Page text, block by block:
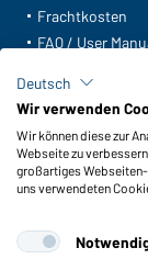
Frachtkosten
FAQ / User
Meldeportal
Funktionen &
Pflegehinweise
Farben
Deutsch
Wir verwenden
Wir können diese zur
Webseite zu
großartiges
uns verwendeten